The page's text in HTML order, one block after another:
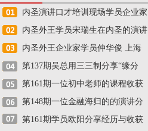
内圣演讲口才培训现场学员企业家
内圣外王学员宋瑞生在内圣的演讲
内圣外王企业家学员仲华俊 上海
第137期吴总用三三制分享“缘分
第161期一位初中老师的课程收获
第148期一位金融海归的的演讲分
第161期学员欧阳分享经历与收获